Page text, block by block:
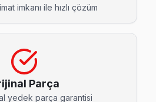
Arıza →
mahallesi Yumatu kullanıcıları
Servis →
Servis
imkanı ile hızlı çözüm
Parça
yedek parça garantisi